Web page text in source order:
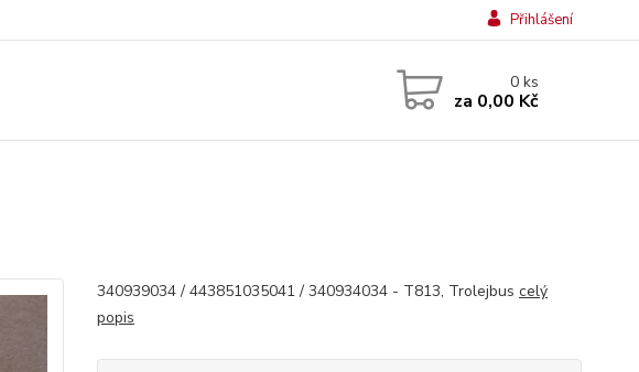
Přihlášení
0ks
za 0,00 Kč
340939034 / 443851035041 / 340934034 - T813, Trolejbus celý
popis